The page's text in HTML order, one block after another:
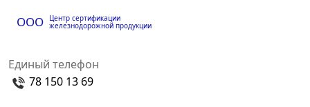
ООО Центр сертификации
железнодорожной продукции
Единый телефон
78 150 13 69